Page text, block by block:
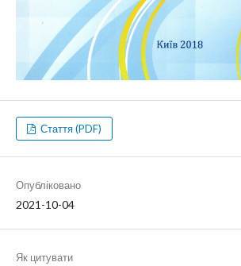
Стаття (PDF)
Опубліковано
2021-10-04
Як цитувати